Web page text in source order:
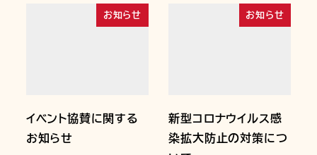
お知らせ
イベント協賛に関する
お知らせ
お知らせ
新型コロナウイルス感
染拡大防止の対策につ